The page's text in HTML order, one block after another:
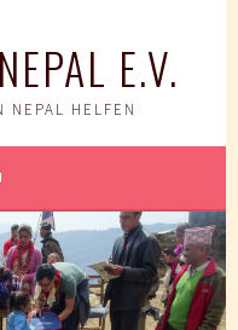
E.V.
NEPAL HELFEN